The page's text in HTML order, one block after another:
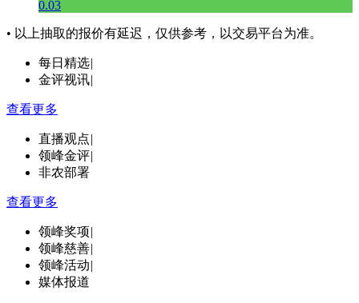
0.03
• 以上抽取的报价有延迟，仅供参考，以交易平台为准。
每日精选|
金评视讯|
查看更多
直播观点|
领峰金评|
非农部署
查看更多
领峰奖项|
领峰慈善|
领峰活动|
媒体报道